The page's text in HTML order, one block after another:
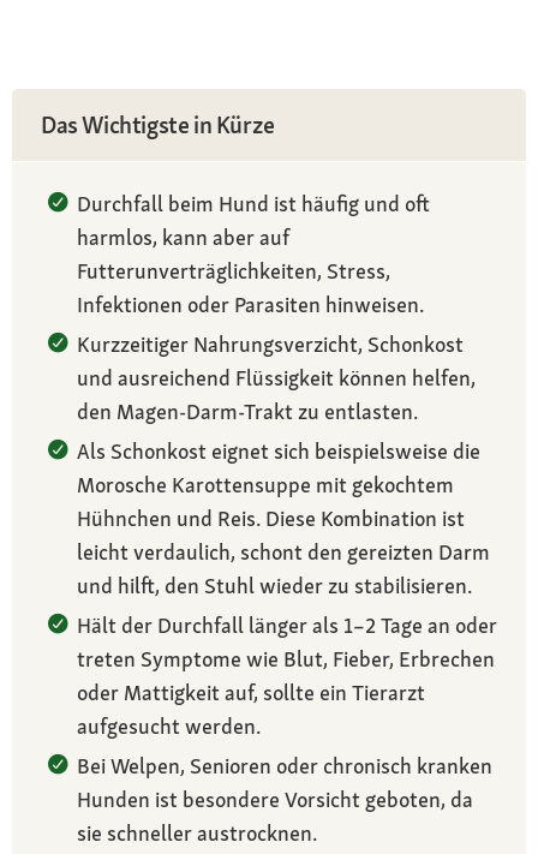
Das Wichtigste in Kürze
Durchfall beim Hund ist häufig und oft
harmlos, kann aber auf
Futterunverträglichkeiten, Stress,
Infektionen oder Parasiten hinweisen.
Kurzzeitiger Nahrungsverzicht, Schonkost
und ausreichend Flüssigkeit können helfen,
den Magen-Darm-Trakt zu entlasten.
Als Schonkost eignet sich beispielsweise die
Morosche Karottensuppe mit gekochtem
Hühnchen und Reis. Diese Kombination ist
leicht verdaulich, schont den gereizten Darm
und hilft, den Stuhl wieder zu stabilisieren.
Hält der Durchfall länger als 1–2 Tage an oder
treten Symptome wie Blut, Fieber, Erbrechen
oder Mattigkeit auf, sollte ein Tierarzt
aufgesucht werden.
Bei Welpen, Senioren oder chronisch kranken
Hunden ist besondere Vorsicht geboten, da
sie schneller austrocknen.